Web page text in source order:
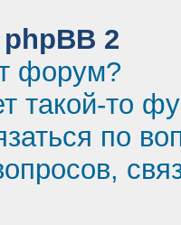
2
форум?
такой-то
по